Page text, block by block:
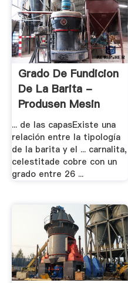
Grado De Fundicion
De La Barita -
Produsen Mesin
... de las capasExiste una
relación entre la tipología
de la barita y el ... carnalita,
celestitade cobre con un
grado entre 26 ...